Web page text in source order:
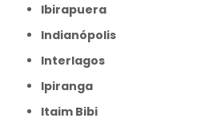
Ibirapuera
Indianópolis
Interlagos
Ipiranga
Itaim Bibi